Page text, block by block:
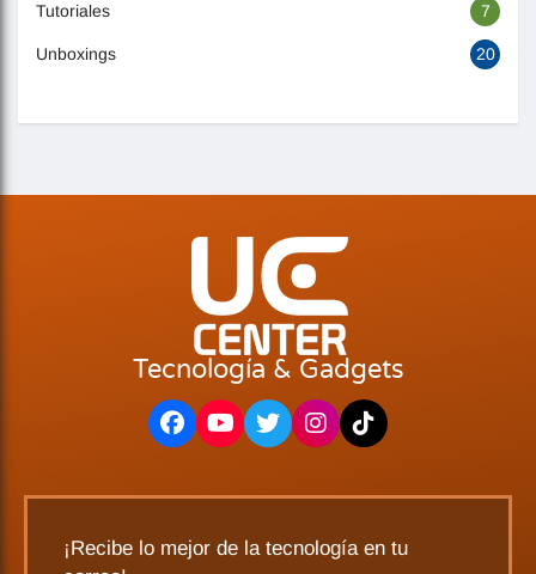
Tutoriales 7
Unboxings 20
Tecnología & Gadgets
¡Recibe lo mejor de la tecnología en tu